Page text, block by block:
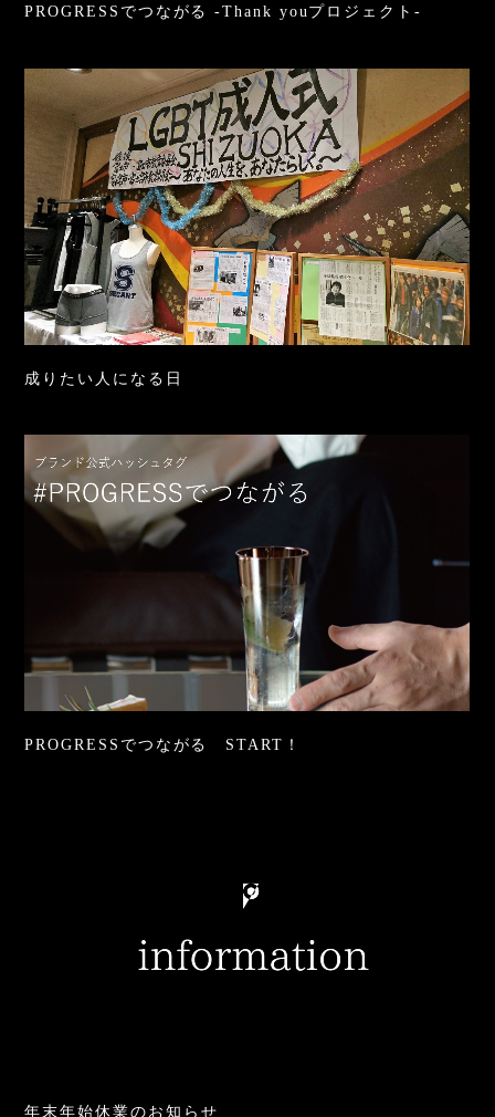
PROGRESSでつながる -Thank youプロジェクト-
成りたい人になる日
PROGRESSでつながる START！
年末年始休業のお知らせ